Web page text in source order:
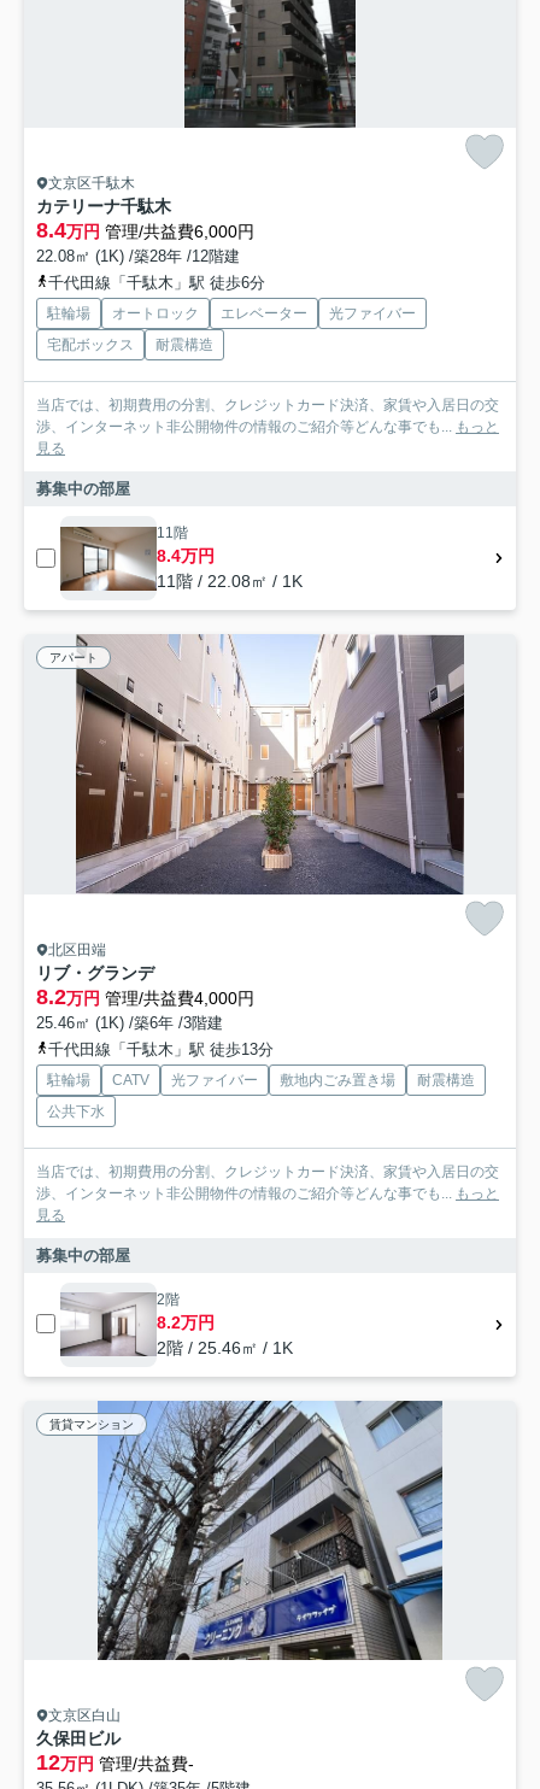
文京区千駄木
カテリーナ千駄木
8.4万円 管理/共益費6,000円
22.08㎡ (1K) /築28年 /12階建
千代田線「千駄木」駅 徒歩6分
駐輪場 オートロック エレベーター
光ファイバー
宅配ボックス
耐震構造
当店では、初期費用の分割、クレジットカード決済、家賃や入居日の交
渉、インターネット非公開物件の情報のご紹介等どんな事でも... もっと
見る
募集中の部屋
11階
8.4万円
11階 / 22.08㎡ / 1K
アパート
北区田端
リブ・グランデ
8.2万円 管理/共益費4,000円
25.46㎡ (1K) /築6年 /3階建
千代田線「千駄木」駅 徒歩13分
駐輪場 CATV 光ファイバー 敷地内ごみ置き場
耐震構造
公共下水
当店では、初期費用の分割、クレジットカード決済、家賃や入居日の交
渉、インターネット非公開物件の情報のご紹介等どんな事でも...
もっと
見る
募集中の部屋
2階
8.2万円
2階 / 25.46㎡ / 1K
賃貸マンション
文京区白山
久保田ビル
12万円 管理/共益費-